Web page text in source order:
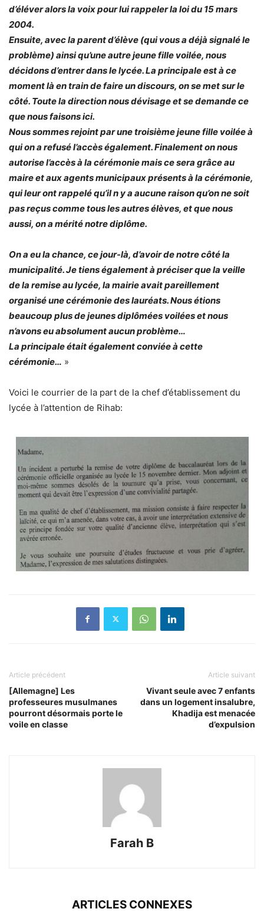
d’éléver alors la voix pour lui rappeler la loi du 15 mars
2004.
Ensuite, avec la parent d’élève (qui vous a déjà signalé le
problème) ainsi qu’une autre jeune fille voilée, nous
décidons d’entrer dans le lycée. La principale est à ce
moment là en train de faire un discours, on se met sur le
côté. Toute la direction nous dévisage et se demande ce
que nous faisons ici.
Nous sommes rejoint par une troisième jeune fille voilée à
qui on a refusé l’accès également. Finalement on nous
autorise l’accès à la cérémonie mais ce sera grâce au
maire et aux agents municipaux présents à la cérémonie,
qui leur ont rappelé qu’il n y a aucune raison qu’on ne soit
pas reçus comme tous les autres élèves, et que nous
aussi, on a mérité notre diplôme.
On a eu la chance, ce jour-là, d’avoir de notre côté la
municipalité. Je tiens également à préciser que la veille
de la remise au lycée, la mairie avait pareillement
organisé une cérémonie des lauréats. Nous étions
beaucoup plus de jeunes diplômées voilées et nous
n’avons eu absolument aucun problème…
La principale était également conviée à cette
cérémonie… »
Voici le courrier de la part de la chef d’établissement du
lycée à l’attention de Rihab:
Article précédent
[Allemagne] Les
professeures musulmanes
pourront désormais porte le
voile en classe
Article suivant
Vivant seule avec 7 enfants
dans un logement insalubre,
Khadija est menacée
d’expulsion
Farah B
ARTICLES CONNEXES